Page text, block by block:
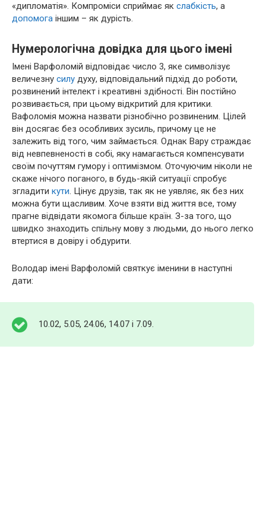
«дипломатія». Компроміси сприймає як слабкість, а
допомога іншим – як дурість.
Нумерологічна довідка для цього імені
Імені Варфоломій відповідає число 3, яке символізує
величезну силу духу, відповідальний підхід до роботи,
розвинений інтелект і креативні здібності. Він постійно
розвивається, при цьому відкритий для критики.
Вафоломія можна назвати різнобічно розвиненим. Цілей
він досягає без особливих зусиль, причому це не
залежить від того, чим займається. Однак Вару страждає
від невпевненості в собі, яку намагається компенсувати
своїм почуттям гумору і оптимізмом. Оточуючим ніколи не
скаже нічого поганого, в будь-якій ситуації спробує
згладити кути. Цінує друзів, так як не уявляє, як без них
можна бути щасливим. Хоче взяти від життя все, тому
прагне відвідати якомога більше країн. З-за того, що
швидко знаходить спільну мову з людьми, до нього легко
втертися в довіру і обдурити.
Володар імені Варфоломій святкує іменини в наступні
дати:
10.02, 5.05, 24.06, 14.07 і 7.09.